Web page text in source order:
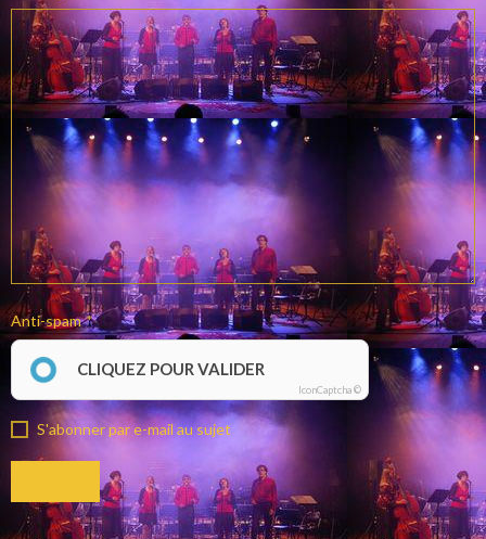
Anti-spam
CLIQUEZ POUR VALIDER
IconCaptcha ©
S'abonner par e-mail au sujet